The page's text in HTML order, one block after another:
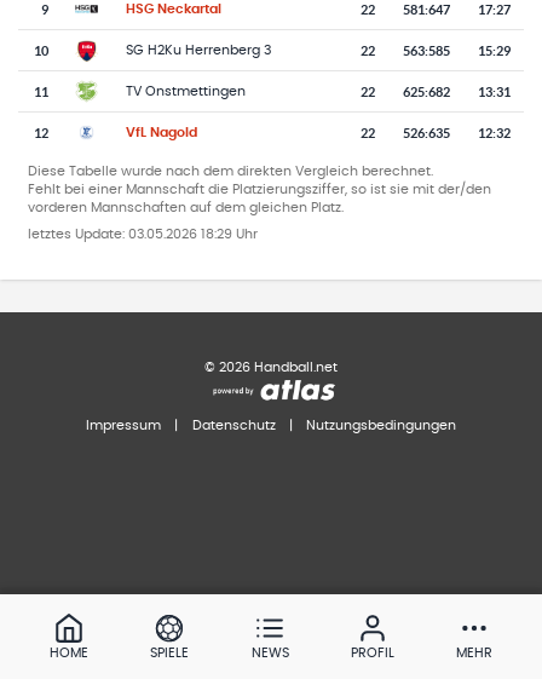
9 HSG Neckartal 22 581:647 17:27
10 SG H2Ku Herrenberg 3 22 563:585 15:29
11 TV Onstmettingen 22 625:682 13:31
12 VfL Nagold 22 526:635 12:32
Diese Tabelle wurde nach dem direkten Vergleich berechnet.
Fehlt bei einer Mannschaft die Platzierungsziffer, so ist sie mit der/den
vorderen Mannschaften auf dem gleichen Platz.
letztes Update: 03.05.2026 18:29 Uhr
© 2026 Handball.net
Impressum Datenschutz Nutzungsbedingungen
HOME SPIELE NEWS PROFIL MEHR